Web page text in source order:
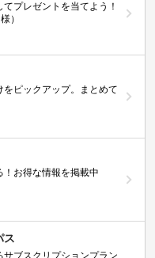
プレゼントを当てよう！
）
をピックアップ。まとめて
お得な情報を掲載中
ス